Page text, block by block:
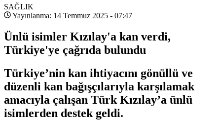
SAĞLIK
Yayınlanma: 14 Temmuz 2025 - 07:47
Ünlü isimler Kızılay'a kan verdi,
Türkiye'ye çağrıda bulundu
Türkiye’nin kan ihtiyacını gönüllü ve
düzenli kan bağışçılarıyla karşılamak
amacıyla çalışan Türk Kızılay’a ünlü
isimlerden destek geldi.